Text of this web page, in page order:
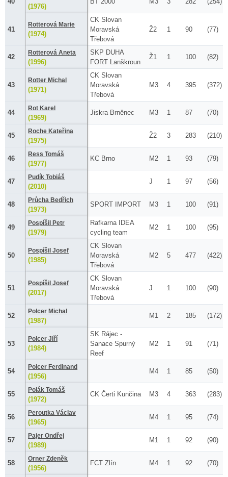
(1976)
41
Rotterová Marie
(1974)
CK Slovan
Moravská
Třebová
Ž2 1 90 (77)
42
Rotterová Aneta
(1996)
SKP DUHA
FORT Lanškroun
Ž1 1 100 (82)
43
Rotter Michal
(1971)
CK Slovan
Moravská
Třebová
M3 4 395 (372)
44
Rot Karel
(1969)
Jiskra Brněnec M3 1 87 (70)
45
Roche Kateřina
(1975)
Ž2 3 283 (210)
46
Ress Tomáš
(1977)
KC Brno M2 1 93 (79)
47
Pudík Tobiáš
(2010)
J 1 97 (56)
48
Průcha Bedřich
(1973)
SPORT IMPORT M3 1 100 (91)
49
Pospíšil Petr
(1979)
Rafkarna IDEA
cycling team
M2 1 100 (95)
50
Pospíšil Josef
(1985)
CK Slovan
Moravská
Třebová
M2 5 477 (422)
51
Pospíšil Josef
(2017)
CK Slovan
Moravská
Třebová
J 1 100 (90)
52
Polcer Michal
(1987)
M1 2 185 (172)
53
Polcer Jiří
(1984)
SK Rájec -
Sanace Spurný
Reef
M2 1 91 (71)
54
Polcer Ferdinand
(1956)
M4 1 85 (50)
55
Polák Tomáš
(1972)
CK Čerti Kunčina M3 4 363 (283)
56
Peroutka Václav
(1965)
M4 1 95 (74)
57
Pajer Ondřej
(1989)
M1 1 92 (90)
58
Orner Zdeněk
(1956)
FCT Zlín M4 1 92 (70)